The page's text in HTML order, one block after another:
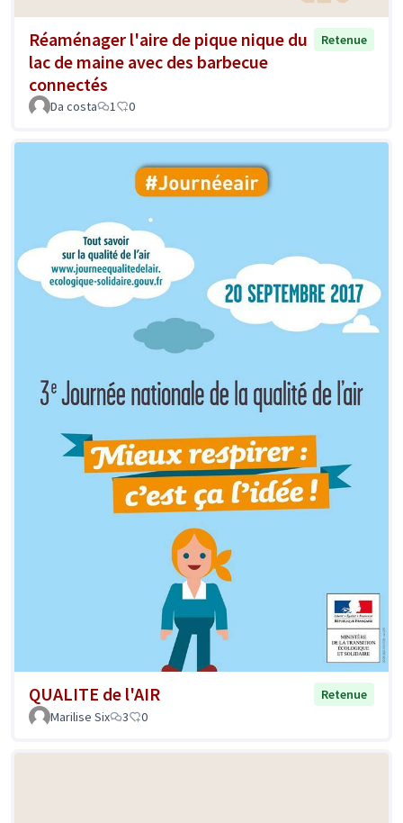
Réaménager l'aire de pique nique du
lac de maine avec des barbecue
connectés
Retenue
Da costa 1 0
QUALITE de l'AIR
Retenue
Marilise Six
3 0